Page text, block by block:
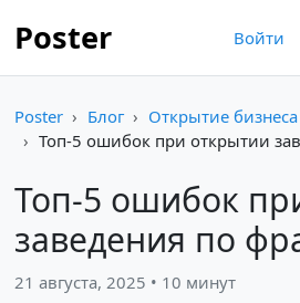
Poster Войти
Poster Блог
Открытие бизнеса
Топ-5 ошибок при открытии
Топ-5 ошибок
заведения по
21 августа, 2025 • 10 минут